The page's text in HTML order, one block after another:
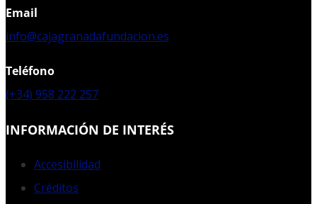
Email
info@cajagranadafundacion.es
Teléfono
(+34) 958 222 257
INFORMACIÓN DE INTERÉS
Accesibilidad
Créditos